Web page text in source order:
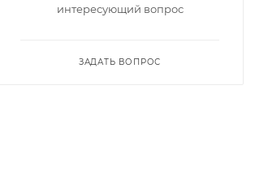
интересующий вопрос
ЗАДАТЬ ВОПРОС